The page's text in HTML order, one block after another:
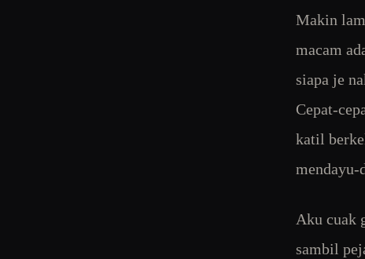
Makin
macam
siapa je
Cepat-
katil
mendayu-
Aku cuak
sambil